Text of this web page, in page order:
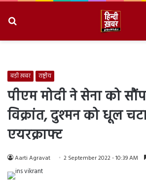
बड़ी ख़बर राष्ट्रीय
पीएम मोदी ने सेना को
विक्रांत, दुश्मन को धूल
एयरक्राफ्ट
Aarti Agravat 2 September 2022 - 10:39 AM